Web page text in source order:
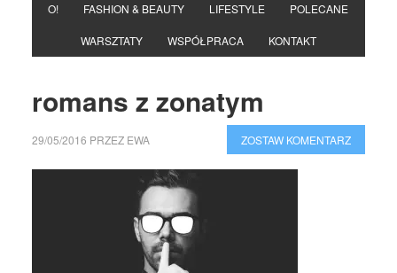
O! FASHION & BEAUTY LIFESTYLE POLECANE
WARSZTATY WSPÓŁPRACA KONTAKT
romans z zonatym
29/05/2016 PRZEZ EWA ZOSTAW KOMENTARZ